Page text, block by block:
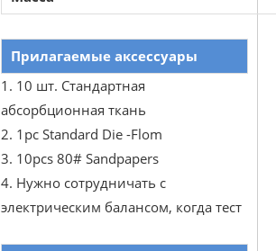
Прилагаемые аксессуары
1. 10 шт. Стандартная
абсорбционная ткань
2. 1pc Standard Die -Flom
3. 10pcs 80# Sandpapers
4. Нужно сотрудничать с
электрическим балансом, когда тест